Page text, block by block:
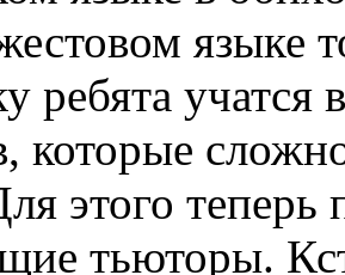
языке
ребята учатся
которые
этого теперь
тьюторы.